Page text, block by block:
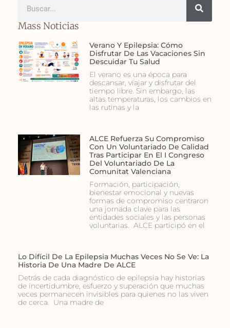
Mass Noticias
Verano Y Epilepsia: Cómo
Disfrutar De Las Vacaciones Sin
Descuidar Tu Salud
El verano es una época para
descansar, viajar y disfrutar del
tiempo libre. Sin embargo, las
altas temperaturas, los cambios en
las rutinas y la
ALCE Refuerza Su Compromiso
Con Un Voluntariado De Calidad
Tras Participar En El I Congreso
Del Voluntariado De La
Comunitat Valenciana
Formación, participación,
bienestar emocional y nuevas
formas de compromiso centraron
una jornada clave para las
entidades sociales y las personas
voluntarias. ALCE participó en el
Lo Difícil De La Epilepsia Muchas Veces No Se Ve: La
Historia De Una Madre De ALCE
Detrás de cada diagnóstico de epilepsia hay historias
de incertidumbre, esfuerzo y superación que muchas
veces permanecen invisibles para quienes no las viven
de cerca. Una madre de